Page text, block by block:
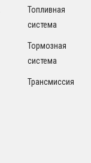
Топливная
система
Тормозная
система
Трансмиссия